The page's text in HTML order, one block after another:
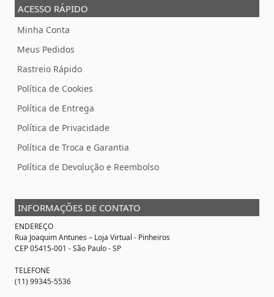
ACESSO RÁPIDO
Minha Conta
Meus Pedidos
Rastreio Rápido
Política de Cookies
Política de Entrega
Política de Privacidade
Política de Troca e Garantia
Política de Devolução e Reembolso
INFORMAÇÕES DE CONTATO
ENDEREÇO
Rua Joaquim Antunes – Loja Virtual - Pinheiros
CEP 05415-001 - São Paulo - SP
TELEFONE
(11) 99345-5536